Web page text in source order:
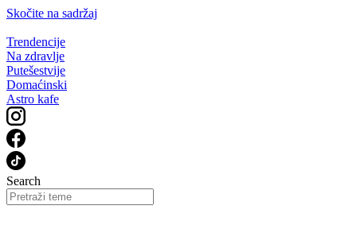
Skočite na sadržaj
Trendencije
Na zdravlje
Putešestvije
Domaćinski
Astro kafe
Search